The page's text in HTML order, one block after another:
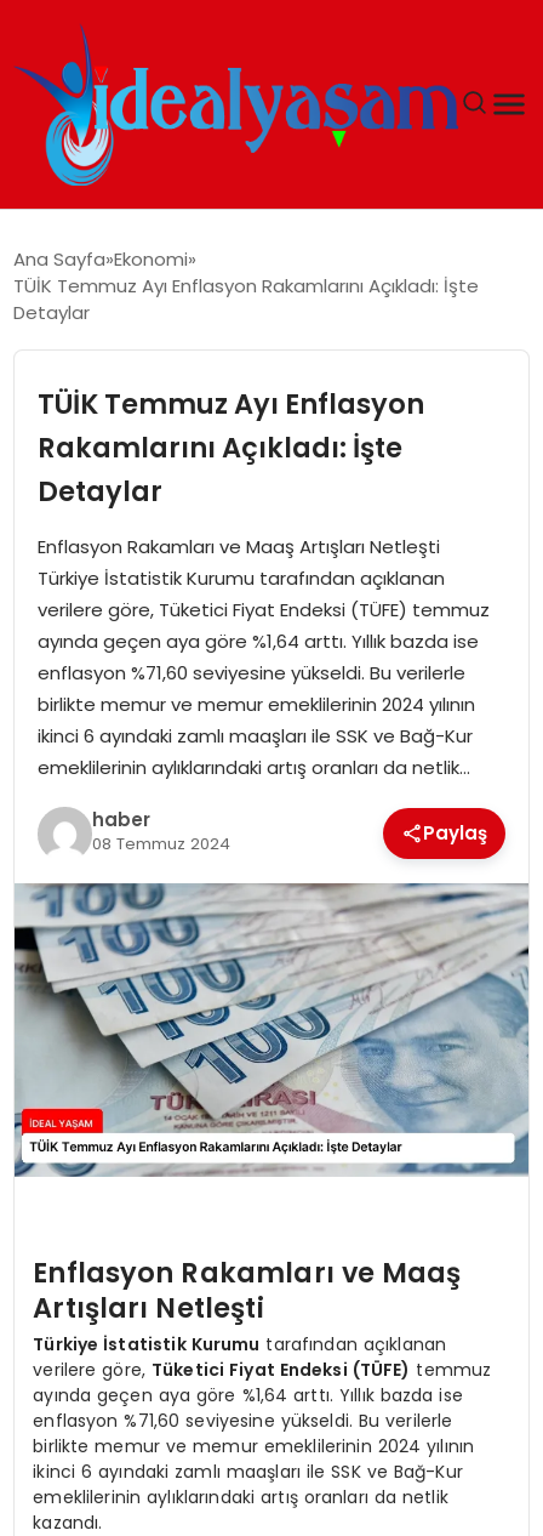
GÜNDEM
İDEAL SPOR
YAŞAM
MAGAZIN
SAĞLIK
SOSYAL HABER
Ana Sayfa Ekonomi
TÜİK Temmuz Ayı Enflasyon Rakamlarını Açıkladı: İşte
Detaylar
TÜİK Temmuz Ayı Enflasyon
Rakamlarını Açıkladı: İşte
Detaylar
Enflasyon Rakamları ve Maaş Artışları Netleşti
Türkiye İstatistik Kurumu tarafından açıklanan
verilere göre, Tüketici Fiyat Endeksi (TÜFE) temmuz
ayında geçen aya göre %1,64 arttı. Yıllık bazda ise
enflasyon %71,60 seviyesine yükseldi. Bu verilerle
birlikte memur ve memur emeklilerinin 2024 yılının
ikinci 6 ayındaki zamlı maaşları ile SSK ve Bağ-Kur
emeklilerinin aylıklarındaki artış oranları da netlik…
haber
08 Temmuz 2024 Paylaş
Enflasyon Rakamları ve Maaş
Artışları Netleşti
Türkiye İstatistik Kurumu tarafından açıklanan
verilere göre, Tüketici Fiyat Endeksi (TÜFE) temmuz
ayında geçen aya göre %1,64 arttı. Yıllık bazda ise
enflasyon %71,60 seviyesine yükseldi. Bu verilerle
birlikte memur ve memur emeklilerinin 2024 yılının
ikinci 6 ayındaki zamlı maaşları ile SSK ve Bağ-Kur
emeklilerinin aylıklarındaki artış oranları da netlik
kazandı.